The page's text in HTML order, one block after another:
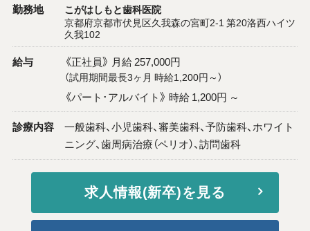
勤務地 こがはしもと歯科医院
京都府京都市伏見区久我森の宮町2-1 第20洛西ハイツ
久我102
給与 《正社員》 月給 257,000円
（試用期間最長3ヶ月 時給1,200円～）
《パート･アルバイト》 時給 1,200円 ～
診療内容
一般歯科、小児歯科、審美歯科、予防歯科、ホワイト
ニング、歯周病治療（ペリオ）、訪問歯科
求人情報(新卒)を見る